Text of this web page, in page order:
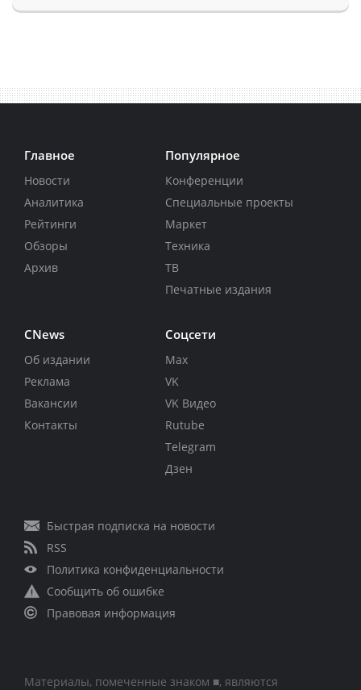
Главное
Новости
Аналитика
Рейтинги
Обзоры
Архив
Популярное
Конференции
Специальные проекты
Маркет
Техника
ТВ
Печатные издания
CNews
Об издании
Реклама
Вакансии
Контакты
Соцсети
Max
VK
VK Видео
Rutube
Telegram
Дзен
Быстрая подписка на новости
RSS
Политика конфиденциальности
Сообщить об ошибке
Правовая информация
Материалы, помеченные знаком ■, являются